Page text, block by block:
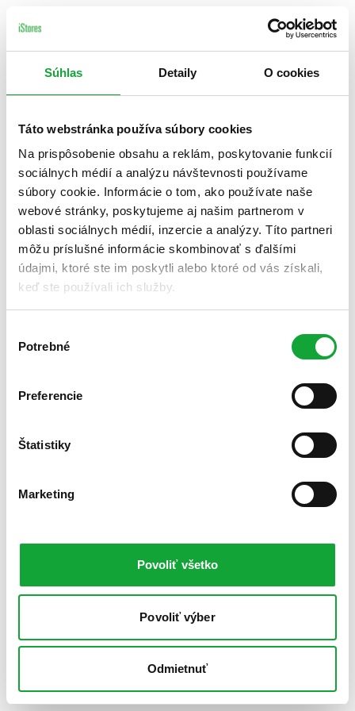
Súhlas Detaily O cookies
Táto webstránka používa súbory cookies
Na prispôsobenie obsahu a reklám, poskytovanie funkcií
sociálnych médií a analýzu návštevnosti používame
súbory cookie. Informácie o tom, ako používate naše
webové stránky, poskytujeme aj našim partnerom v
oblasti sociálnych médií, inzercie a analýzy. Títo partneri
môžu príslušné informácie skombinovať s ďalšími
údajmi, ktoré ste im poskytli alebo ktoré od vás získali,
keď ste používali ich služby.
súhlasu
Potrebné
Preferencie
Štatistiky
Marketing
Povoliť všetko
Povoliť výber
Odmietnuť